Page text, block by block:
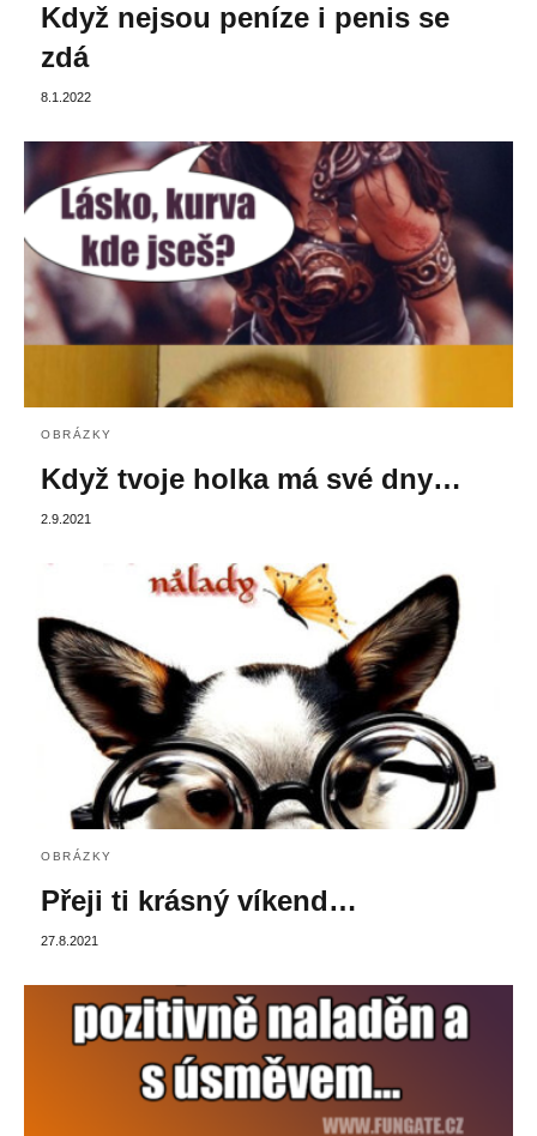
Když nejsou peníze i penis se
zdá
8.1.2022
OBRÁZKY
Když tvoje holka má své dny…
2.9.2021
OBRÁZKY
Přeji ti krásný víkend…
27.8.2021